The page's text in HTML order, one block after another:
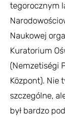
tegorocznym
Naukowej
Kuratorium
(Nemzetiségi
Központ). Nie
szczególne,
był bardzo